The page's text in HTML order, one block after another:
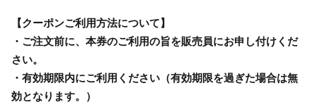
【クーポンご利用方法について】
・ご注文前に、本券のご利用の旨を販売員にお申し付けくだ
さい。
・有効期限内にご利用ください（有効期限を過ぎた場合は無
効となります。）